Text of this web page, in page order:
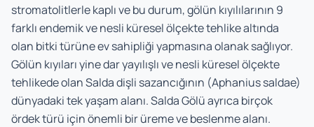
stromatolitlerle kaplı ve bu durum, gölün kıyılılarının 9
farklı endemik ve nesli küresel ölçekte tehlike altında
olan bitki türüne ev sahipliği yapmasına olanak sağlıyor.
Gölün kıyıları yine dar yayılışlı ve nesli küresel ölçekte
tehlikede olan Salda dişli sazancığının (Aphanius saldae)
dünyadaki tek yaşam alanı. Salda Gölü ayrıca birçok
ördek türü için önemli bir üreme ve beslenme alanı.